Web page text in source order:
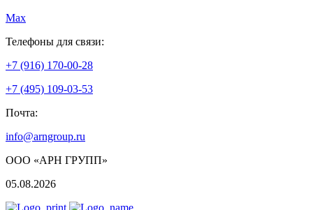
Max
Телефоны для связи:
+7 (916) 170-00-28
+7 (495) 109-03-53
Почта:
info@arngroup.ru
ООО «АРН ГРУПП»
05.08.2026